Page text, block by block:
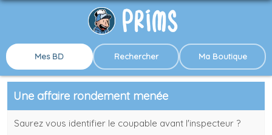
Mes BD Rechercher Ma Boutique
Une affaire rondement menée
Saurez vous identifier le coupable avant l'inspecteur ?